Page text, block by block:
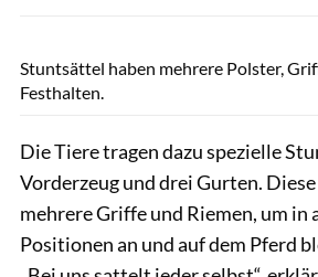
Stuntsättel haben mehrere Polster,
Festhalten.
Die Tiere tragen dazu spezielle
Vorderzeug und drei Gurten.
mehrere Griffe und Riemen, um in
Positionen an und auf dem Pferd